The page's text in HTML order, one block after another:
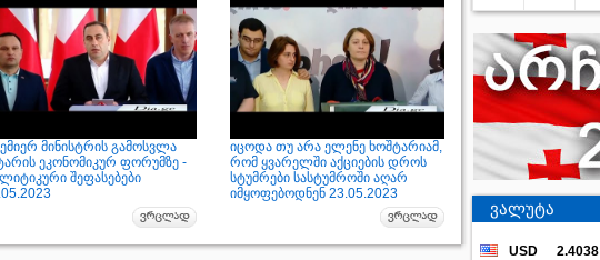
მინისტრის გამოსვლა
ეკონომიკურ ფორუმზე -
შეფასებები
იცოდა თუ არა ელენე ხოშტარიამ,
რომ ყვარელში აქციების დროს
სტუმრები სასტუმროში აღარ
იმყოფებოდნენ 23.05.2023
ვალუტა
USD 2.4038